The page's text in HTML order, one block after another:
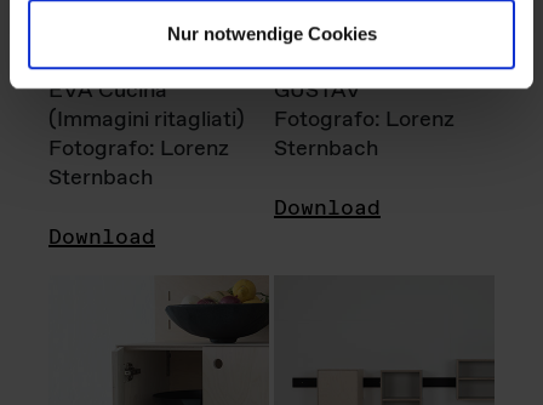
Nur notwendige Cookies
EVA Cucina
(Immagini ritagliati)
Fotografo: Lorenz
Sternbach
Download
GUSTAV
Fotografo: Lorenz
Sternbach
Download